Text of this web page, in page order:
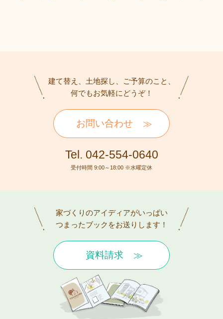
建て替え、土地探し、ご予算のこと、
何でもお気軽にどうぞ！
お問い合わせ
Tel. 042-554-0640
受付時間 9:00～18:00 ※水曜定休
家づくりのアイディアがいっぱい
つまったブックをお送りします！
資料請求